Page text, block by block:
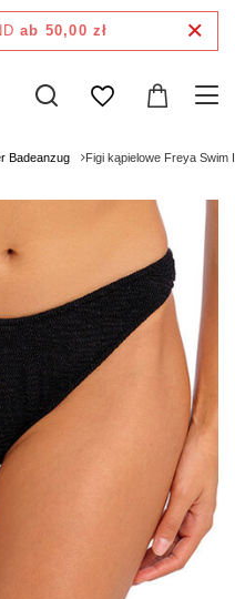
ab 50,00 zł
Badeanzug Figi kąpielowe Freya Swim